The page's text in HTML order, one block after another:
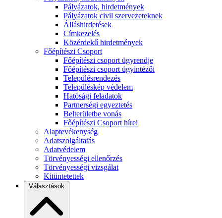
Pályázatok, hirdetmények
Pályázatok civil szervezeteknek
Álláshirdetések
Címkezelés
Közérdekű hirdetmények
Főépítészi Csoport
Főépítészi csoport ügyrendje
Főépítészi csoport ügyintézői
Településrendezés
Településkép védelem
Hatósági feladatok
Partnerségi egyeztetés
Belterületbe vonás
Főépítészi Csoport hírei
Alaptevékenység
Adatszolgáltatás
Adatvédelem
Törvényességi ellenőrzés
Törvényességi vizsgálat
Kitüntetettek
Választások